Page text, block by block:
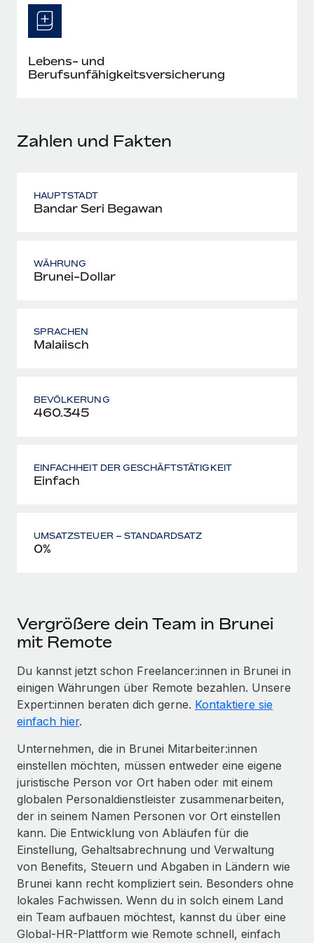
Mehr erfahren
Lebens- und
Berufsunfähigkeitsversicherung
Zahlen und Fakten
HAUPTSTADT
Bandar Seri Begawan
WÄHRUNG
Brunei-Dollar
SPRACHEN
Malaiisch
BEVÖLKERUNG
460.345
EINFACHHEIT DER GESCHÄFTSTÄTIGKEIT
Einfach
UMSATZSTEUER – STANDARDSATZ
0%
Vergrößere dein Team in Brunei
mit Remote
Du kannst jetzt schon Freelancer:innen in Brunei in
einigen Währungen über Remote bezahlen. Unsere
Expert:innen beraten dich gerne. Kontaktiere sie
einfach hier.
Unternehmen, die in Brunei Mitarbeiter:innen
einstellen möchten, müssen entweder eine eigene
juristische Person vor Ort haben oder mit einem
globalen Personaldienstleister zusammenarbeiten,
der in seinem Namen Personen vor Ort einstellen
kann. Die Entwicklung von Abläufen für die
Einstellung, Gehaltsabrechnung und Verwaltung
von Benefits, Steuern und Abgaben in Ländern wie
Brunei kann recht kompliziert sein. Besonders ohne
lokales Fachwissen. Wenn du in solch einem Land
ein Team aufbauen möchtest, kannst du über eine
Global-HR-Plattform wie Remote schnell, einfach